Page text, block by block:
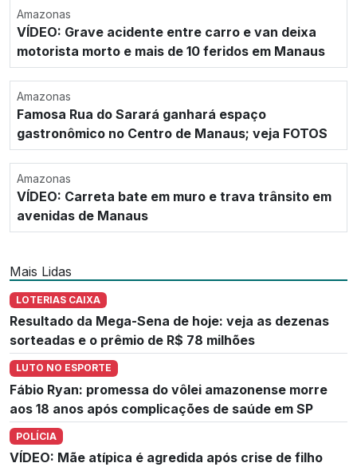
Amazonas
VÍDEO: Grave acidente entre carro e van deixa
motorista morto e mais de 10 feridos em Manaus
Amazonas
Famosa Rua do Sarará ganhará espaço
gastronômico no Centro de Manaus; veja FOTOS
Amazonas
VÍDEO: Carreta bate em muro e trava trânsito em
avenidas de Manaus
Mais Lidas
LOTERIAS CAIXA
Resultado da Mega-Sena de hoje: veja as dezenas
sorteadas e o prêmio de R$ 78 milhões
LUTO NO ESPORTE
Fábio Ryan: promessa do vôlei amazonense morre
aos 18 anos após complicações de saúde em SP
POLÍCIA
VÍDEO: Mãe atípica é agredida após crise de filho